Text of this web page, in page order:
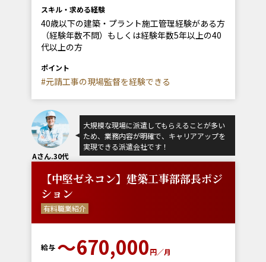
スキル・求める経験
40歳以下の建築・プラント施工管理経験がある方
（経験年数不問）もしくは経験年数5年以上の40
代以上の方
ポイント
#元請工事の現場監督を経験できる
Aさん.30代
大規模な現場に派遣してもらえることが多い
ため、業務内容が明確で、キャリアアップを
実現できる派遣会社です！
【中堅ゼネコン】建築工事部部長ポジ
ション
有料職業紹介
給与 〜670,000円／月